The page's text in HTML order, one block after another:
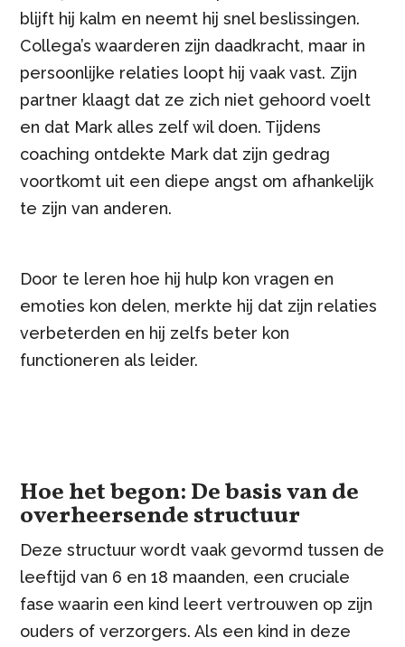
blijft hij kalm en neemt hij snel beslissingen.
Collega’s waarderen zijn daadkracht, maar in
persoonlijke relaties loopt hij vaak vast. Zijn
partner klaagt dat ze zich niet gehoord voelt
en dat Mark alles zelf wil doen. Tijdens
coaching ontdekte Mark dat zijn gedrag
voortkomt uit een diepe angst om afhankelijk
te zijn van anderen.
Door te leren hoe hij hulp kon vragen en
emoties kon delen, merkte hij dat zijn relaties
verbeterden en hij zelfs beter kon
functioneren als leider.
Hoe het begon: De basis van de
overheersende structuur
Deze structuur wordt vaak gevormd tussen de
leeftijd van 6 en 18 maanden, een cruciale
fase waarin een kind leert vertrouwen op zijn
ouders of verzorgers. Als een kind in deze